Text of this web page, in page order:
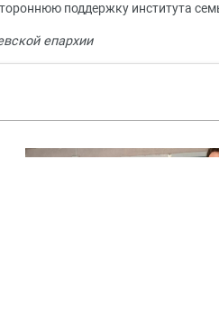
поддержку института
епархии